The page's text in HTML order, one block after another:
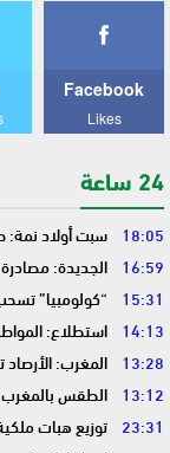
Facebook
Likes
24 ساعة
18:05 سبت أولاد نمة:
16:59 الجديدة:
15:31 “كولومبيا”
14:13 استطلاع:
13:28 المغرب:
13:12 الطقس بالمغرب
23:31 توزيع هبات